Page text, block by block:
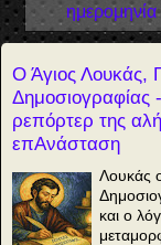
ημερομηνία
Ο Άγιος Λουκάς,
ρεπόρτερ της
επΑνάσταση
Λουκάς
και ο